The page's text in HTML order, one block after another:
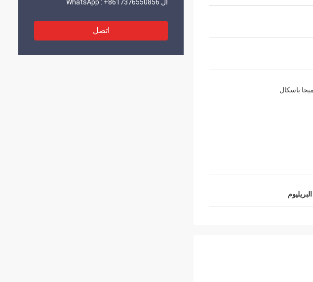
ال WhatsApp : +8617376550856
اتصل